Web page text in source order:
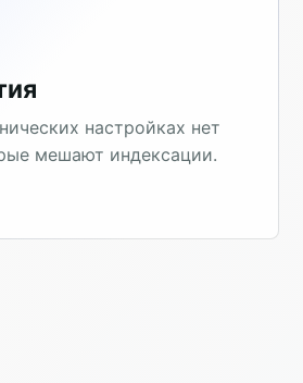
настройках нет
мешают индексации.